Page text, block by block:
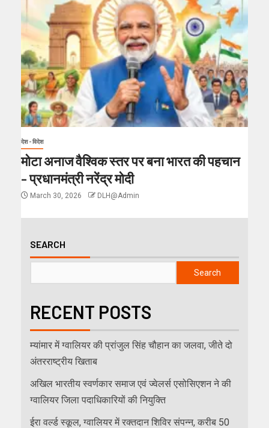
देश - विदेश
मोटा अनाज वैश्विक स्तर पर बना भारत की पहचान
– प्रधानमंत्री नरेंद्र मोदी
March 30, 2026 DLH@Admin
SEARCH
Search
RECENT POSTS
म्यांमार में ग्वालियर की प्रांजुल सिंह चौहान का जलवा, जीते दो
अंतरराष्ट्रीय खिताब
अखिल भारतीय स्वर्णकार समाज एवं ज्वेलर्स एसोसिएशन ने की
ग्वालियर जिला पदाधिकारियों की नियुक्ति
ईरा वर्ल्ड स्कूल, ग्वालियर में रक्तदान शिविर संपन्न, करीब 50